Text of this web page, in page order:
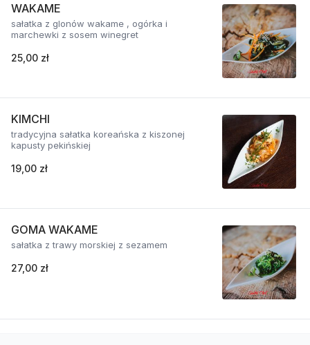
WAKAME
sałatka z glonów wakame , ogórka i
marchewki z sosem winegret
25,00 zł
KIMCHI
tradycyjna sałatka koreańska z kiszonej
kapusty pekińskiej
19,00 zł
GOMA WAKAME
sałatka z trawy morskiej z sezamem
27,00 zł